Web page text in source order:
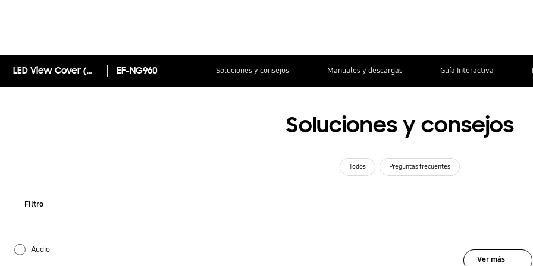
LED View Cover (Galaxy S9) EF-NG960 Soluciones y consejos Manuales y descargas Guía Interactiva
Soluciones y consejos
Todos Preguntas frecuentes
Filtro
Audio
Ver más